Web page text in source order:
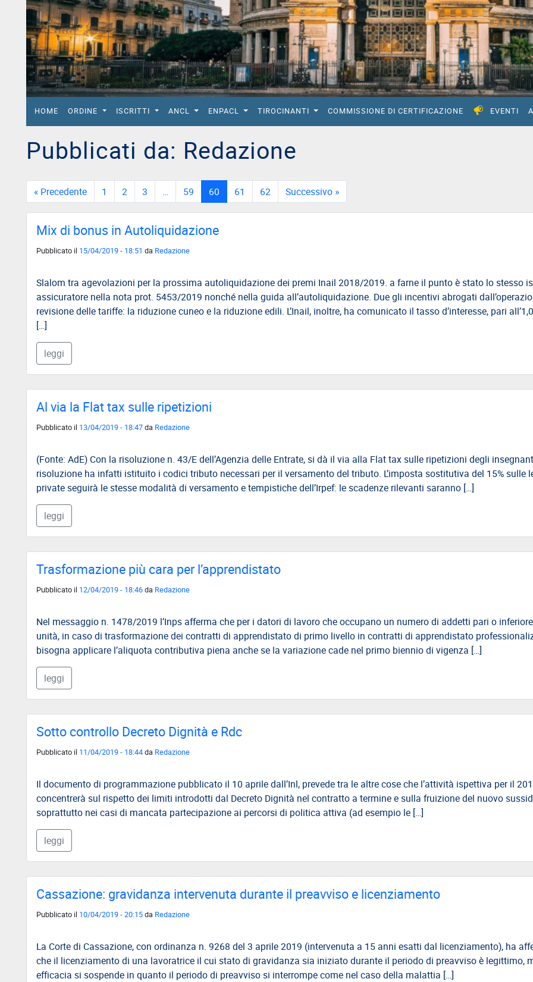
HOME ORDINE ISCRITTI ANCL ENPACL TIROCINANTI COMMISSIONE DI CERTIFICAZIONE EVENTI
del
Lavoro
Ricerca
Iscritti
Modulistica
Norme
e
Regolamenti
ANCL
Ancl
Previdenza
Direttivo
A.S.G.C.D.L.
Documenti
TIROCINANTI
Banca
Normativa
COMMISSIONE
CERTIFICAZIONE
EVENTI
AREA
RISERVATA
Pubblicati da: Redazione
« Precedente 1 2 3 … 59 60 61 62 Successivo »
Mix di bonus in Autoliquidazione
Pubblicato il 15/04/2019 - 18:51 da Redazione
Slalom tra agevolazioni per la prossima autoliquidazione dei premi Inail 2018/2019. a farne il punto è stato lo stesso
assicuratore nella nota prot. 5453/2019 nonché nella guida all’autoliquidazione. Due gli incentivi abrogati
revisione delle tariffe: la riduzione cuneo e la riduzione edili. L’Inail, inoltre, ha comunicato il tasso d’interesse, pari
[…]
leggi
Al via la Flat tax sulle ripetizioni
Pubblicato il 13/04/2019 - 18:47da Redazione
(Fonte: AdE) Con la risoluzione n. 43/E dell’Agenzia delle Entrate, si dà il via alla Flat tax sulle ripetizioni degli
risoluzione ha infatti istituito i codici tributo necessari per il versamento del tributo. L’imposta sostitutiva del 15% sulle
private seguirà le stesse modalità di versamento e tempistiche dell’Irpef: le scadenze rilevanti saranno […]
leggi
Trasformazione più cara per l’apprendistato
Pubblicato il 12/04/2019 - 18:46da Redazione
Nel messaggio n. 1478/2019 l’Inps afferma che per i datori di lavoro che occupano un numero di addetti pari o
unità, in caso di trasformazione dei contratti di apprendistato di primo livello in contratti di apprendistato
bisogna applicare l’aliquota contributiva piena anche se la variazione cade nel primo biennio di vigenza […]
leggi
Sotto controllo Decreto Dignità e Rdc
Pubblicato il 11/04/2019 - 18:44da Redazione
Il documento di programmazione pubblicato il 10 aprile dall’Inl, prevede tra le altre cose che l’attività ispettiva per il
concentrerà sul rispetto dei limiti introdotti dal Decreto Dignità nel contratto a termine e sulla fruizione del nuovo
soprattutto nei casi di mancata partecipazione ai percorsi di politica attiva (ad esempio le […]
leggi
Cassazione: gravidanza intervenuta durante il preavviso e licenziamento
Pubblicato il 10/04/2019 - 20:15da Redazione
La Corte di Cassazione, con ordinanza n. 9268 del 3 aprile 2019 (intervenuta a 15 anni esatti dal licenziamento), ha
che il licenziamento di una lavoratrice il cui stato di gravidanza sia iniziato durante il periodo di preavviso è legittimo,
efficacia si sospende in quanto il periodo di preavviso si interrompe come nel caso della malattia […]